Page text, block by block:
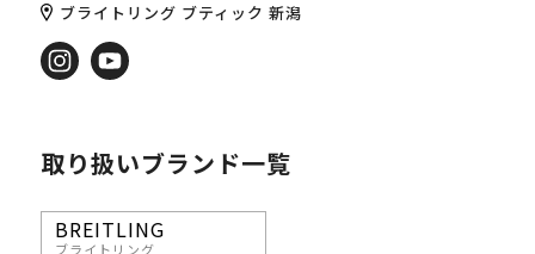
ブライトリング ブティック 新潟
取り扱いブランド一覧
BREITLING
ブライトリング